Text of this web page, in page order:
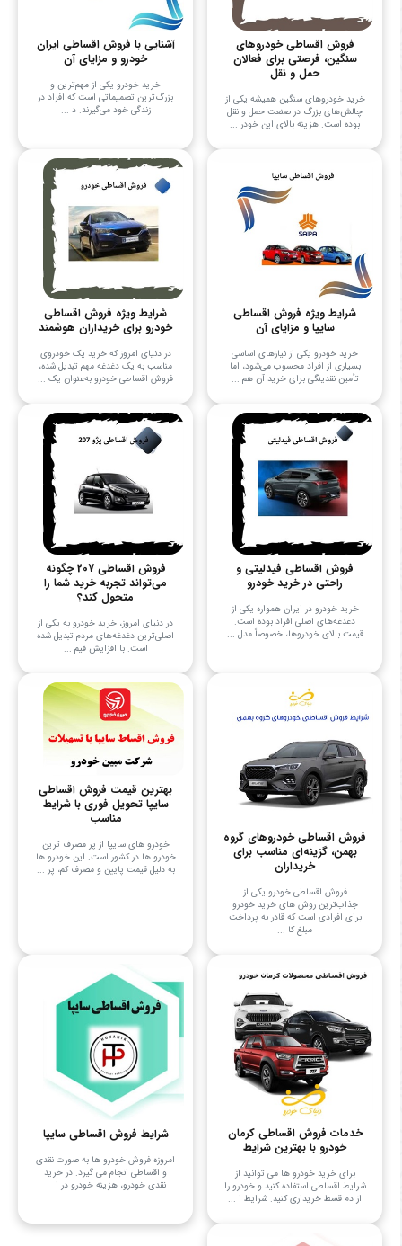
فروش اقساطی خودروهای
سنگین، فرصتی برای فعالان
حمل و نقل
خرید خودروهای سنگین همیشه یکی از
چالش‌های بزرگ در صنعت حمل و نقل
بوده است. هزینه بالای این خودر ...
آشنایی با فروش اقساطی ایران
خودرو و مزایای آن
خرید خودرو یکی از مهم‌ترین و
بزرگ‌ترین تصمیماتی است که افراد در
زندگی خود می‌گیرند. د ...
شرایط ویژه فروش اقساطی
سایپا و مزایای آن
خرید خودرو یکی از نیازهای اساسی
بسیاری از افراد محسوب می‌شود، اما
تأمین نقدینگی برای خرید آن هم ...
شرایط ویژه فروش اقساطی
خودرو برای خریداران هوشمند
در دنیای امروز که خرید یک خودروی
مناسب به یک دغدغه مهم تبدیل شده،
فروش اقساطی خودرو به‌عنوان یک ...
فروش اقساطی فیدلیتی و
راحتی در خرید خودرو
خرید خودرو در ایران همواره یکی از
دغدغه‌های اصلی افراد بوده است.
قیمت بالای خودروها، خصوصاً مدل ...
فروش اقساطی 207 چگونه
می‌تواند تجربه خرید شما را
متحول کند؟
در دنیای امروز، خرید خودرو به یکی از
اصلی‌ترین دغدغه‌های مردم تبدیل شده
است. با افزایش قیم ...
فروش اقساطی خودروهای گروه
بهمن، گزینه‌ای مناسب برای
خریداران
فروش اقساطی خودرو یکی از
جذاب‌ترین روش های خرید خودرو
برای افرادی است که قادر به پرداخت
مبلغ کا ...
بهترین قیمت فروش اقساطی
سایپا تحویل فوری با شرایط
مناسب
خودرو های سایپا از پر مصرف ترین
خودرو ها در کشور است. این خودرو ها
به دلیل قیمت پایین و مصرف کم، پر ...
خدمات فروش اقساطی کرمان
خودرو با بهترین شرایط
برای خرید خودرو ها می توانید از
شرایط اقساطی استفاده کنید و خودرو را
از دم قسط خریداری کنید. شرایط ا ...
شرایط فروش اقساطی سایپا
امروزه فروش خودرو ها به صورت نقدی
و اقساطی انجام می ‌گیرد. در خرید
نقدی خودرو، هزینه خودرو در ا ...